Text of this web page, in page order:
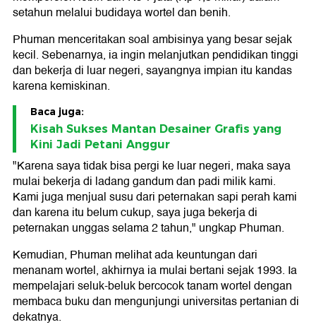
setahun melalui budidaya wortel dan benih.
Phuman menceritakan soal ambisinya yang besar sejak
kecil. Sebenarnya, ia ingin melanjutkan pendidikan tinggi
dan bekerja di luar negeri, sayangnya impian itu kandas
karena kemiskinan.
Baca juga:
Kisah Sukses Mantan Desainer Grafis yang
Kini Jadi Petani Anggur
"Karena saya tidak bisa pergi ke luar negeri, maka saya
mulai bekerja di ladang gandum dan padi milik kami.
Kami juga menjual susu dari peternakan sapi perah kami
dan karena itu belum cukup, saya juga bekerja di
peternakan unggas selama 2 tahun," ungkap Phuman.
Kemudian, Phuman melihat ada keuntungan dari
menanam wortel, akhirnya ia mulai bertani sejak 1993. Ia
mempelajari seluk-beluk bercocok tanam wortel dengan
membaca buku dan mengunjungi universitas pertanian di
dekatnya.